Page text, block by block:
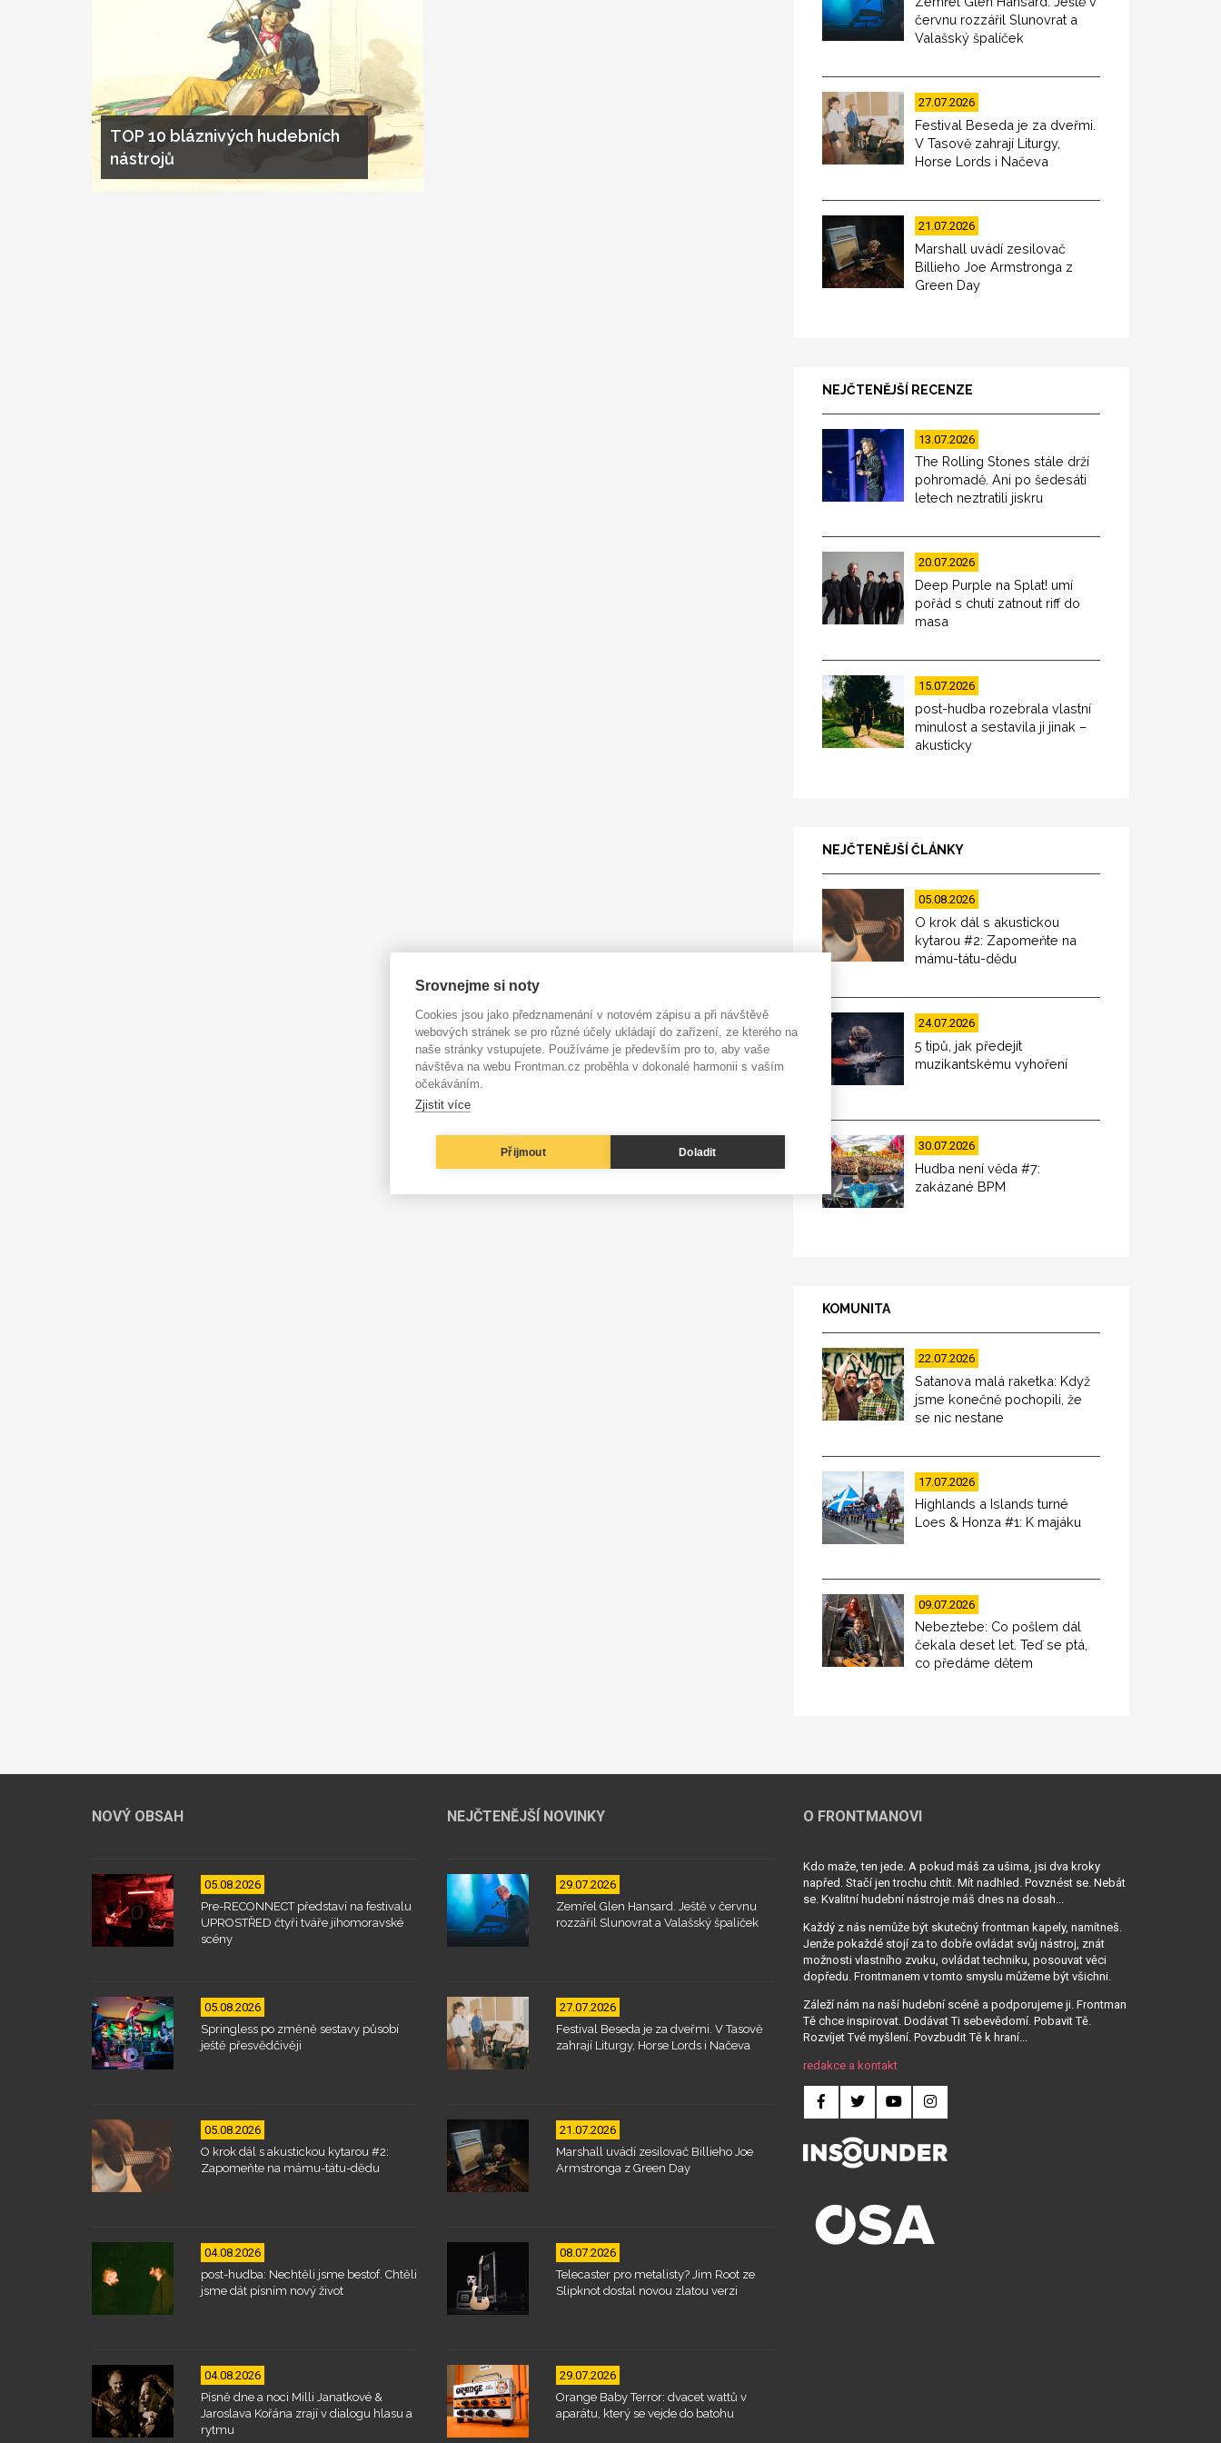
TOP 10 bláznivých hudebních
nástrojů
červnu rozzářil Slunovrat a
Valašský špalíček
27.07.2026
Festival Beseda je za dveřmi.
V Tasově zahrají Liturgy,
Horse Lords i Načeva
21.07.2026
Marshall uvádí zesilovač
Billieho Joe Armstronga z
Green Day
NEJČTENĚJŠÍ RECENZE
13.07.2026
The Rolling Stones stále drží
pohromadě. Ani po šedesáti
letech neztratili jiskru
20.07.2026
Deep Purple na Splat! umí
pořád s chutí zatnout riff do
masa
15.07.2026
post-hudba rozebrala vlastní
minulost a sestavila ji jinak –
akusticky
NEJČTENĚJŠÍ ČLÁNKY
05.08.2026
O krok dál s akustickou
kytarou #2: Zapomeňte na
mámu-tátu-dědu
24.07.2026
5 tipů, jak předejít
muzikantskému vyhoření
30.07.2026
Hudba není věda #7:
zakázané BPM
KOMUNITA
22.07.2026
Satanova malá raketka: Když
jsme konečně pochopili, že
se nic nestane
17.07.2026
Highlands a Islands turné
Loes & Honza #1: K majáku
09.07.2026
Nebeztebe: Co pošlem dál
čekala deset let. Teď se ptá,
co předáme dětem
NOVÝ OBSAH
05.08.2026
Pre-RECONNECT představí na festivalu
UPROSTŘED čtyři tváře jihomoravské
scény
05.08.2026
Springless po změně sestavy působí
ještě přesvědčivěji
05.08.2026
O krok dál s akustickou kytarou #2:
Zapomeňte na mámu-tátu-dědu
04.08.2026
post-hudba: Nechtěli jsme bestof. Chtěli
jsme dát písním nový život
04.08.2026
Písně dne a noci Milli Janatkové &
Jaroslava Kořána zrají v dialogu hlasu a
rytmu
NEJČTENĚJŠÍ NOVINKY
29.07.2026
Zemřel Glen Hansard. Ještě v červnu
rozzářil Slunovrat a Valašský špalíček
27.07.2026
Festival Beseda je za dveřmi. V Tasově
zahrají Liturgy, Horse Lords i Načeva
21.07.2026
Marshall uvádí zesilovač Billieho Joe
Armstronga z Green Day
08.07.2026
Telecaster pro metalisty? Jim Root ze
Slipknot dostal novou zlatou verzi
29.07.2026
Orange Baby Terror: dvacet wattů v
aparátu, který se vejde do batohu
O FRONTMANOVI
Kdo maže, ten jede. A pokud máš za ušima, jsi dva kroky
napřed. Stačí jen trochu chtít. Mít nadhled. Povznést se. Nebát
se. Kvalitní hudební nástroje máš dnes na dosah...
Každý z nás nemůže být skutečný frontman kapely, namítneš.
Jenže pokaždé stojí za to dobře ovládat svůj nástroj, znát
možnosti vlastního zvuku, ovládat techniku, posouvat věci
dopředu. Frontmanem v tomto smyslu můžeme být všichni.
Záleží nám na naší hudební scéně a podporujeme ji. Frontman
Tě chce inspirovat. Dodávat Ti sebevědomí. Pobavit Tě.
Rozvíjet Tvé myšlení. Povzbudit Tě k hraní...
redakce a kontakt
Srovnejme si noty
Cookies jsou jako předznamenání v notovém zápisu a při návštěvě
webových stránek se pro různé účely ukládají do zařízení, ze kterého na
naše stránky vstupujete. Používáme je především pro to, aby vaše
návštěva na webu Frontman.cz proběhla v dokonalé harmonii s vaším
očekáváním.
Zjistit více
Přijmout Doladit